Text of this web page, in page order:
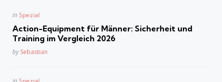
Posted
in Spezial
Action-Equipment für Männer: Sicherheit und
Training im Vergleich 2026
Posted
by Sebastian
Posted